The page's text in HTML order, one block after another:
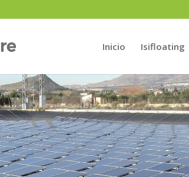
Inicio Isifloating